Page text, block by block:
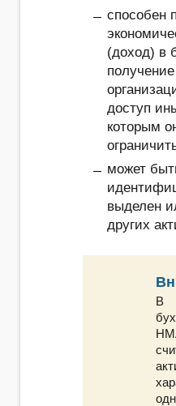
способен
(доход) в
доступ
которым
может
выделен
других
В